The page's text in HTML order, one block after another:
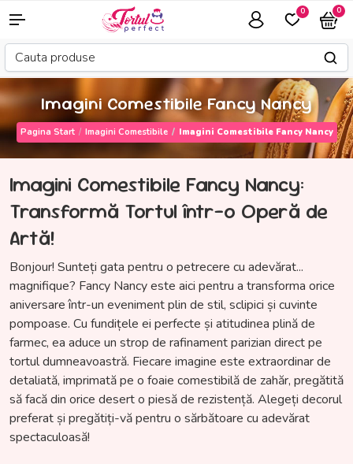
0 0
Imagini Comestibile Fancy Nancy
Pagina Start Imagini Comestibile Imagini Comestibile Fancy Nancy
Imagini Comestibile Fancy Nancy:
Transformă Tortul într-o Operă de
Artă!
Bonjour! Sunteți gata pentru o petrecere cu adevărat...
magnifique? Fancy Nancy este aici pentru a transforma orice
aniversare într-un eveniment plin de stil, sclipici și cuvinte
pompoase. Cu fundițele ei perfecte și atitudinea plină de
farmec, ea aduce un strop de rafinament parizian direct pe
tortul dumneavoastră. Fiecare imagine este extraordinar de
detaliată, imprimată pe o foaie comestibilă de zahăr, pregătită
să facă din orice desert o piesă de rezistență. Alegeți decorul
preferat și pregătiți-vă pentru o sărbătoare cu adevărat
spectaculoasă!